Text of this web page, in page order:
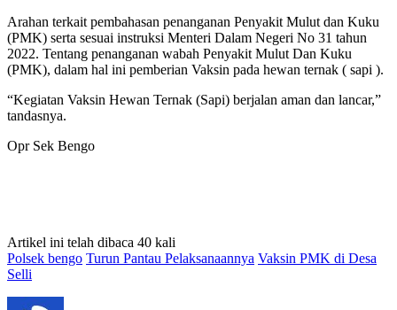
Arahan terkait pembahasan penanganan Penyakit Mulut dan Kuku
(PMK) serta sesuai instruksi Menteri Dalam Negeri No 31 tahun
2022. Tentang penanganan wabah Penyakit Mulut Dan Kuku
(PMK), dalam hal ini pemberian Vaksin pada hewan ternak ( sapi ).
“Kegiatan Vaksin Hewan Ternak (Sapi) berjalan aman dan lancar,”
tandasnya.
Opr Sek Bengo
Artikel ini telah dibaca 40 kali
Polsek bengo Turun Pantau Pelaksanaannya Vaksin PMK di Desa
Selli